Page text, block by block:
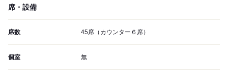
席・設備
席数 45席（カウンター６席）
個室 無